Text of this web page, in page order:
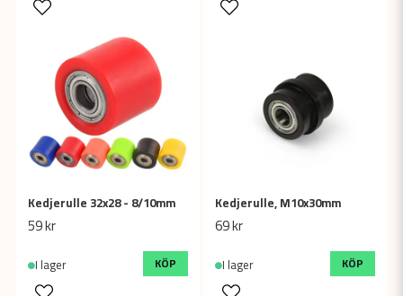
Kedjerulle 32x28 - 8/10mm
59 kr
I lager KÖP
Kedjerulle, M10x30mm
69 kr
I lager KÖP